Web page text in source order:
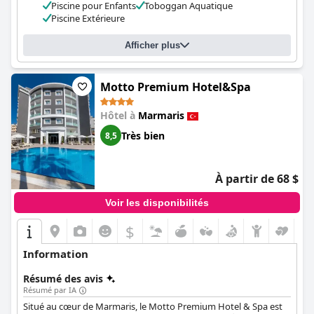
Piscine pour Enfants
Toboggan Aquatique
Piscine Extérieure
Afficher plus
Motto Premium Hotel&Spa
Hôtel à Marmaris
8,5 Très bien
À partir de 68 $
Voir les disponibilités
$
Information
Résumé des avis
Résumé par IA
Situé au cœur de Marmaris, le Motto Premium Hotel & Spa est